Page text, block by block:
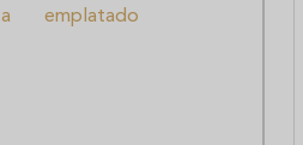
emplatado